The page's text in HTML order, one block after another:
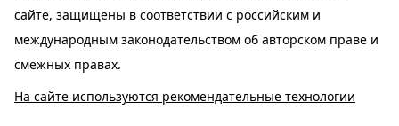
сайте, защищены в соответствии с российским и
международным законодательством об авторском праве и
смежных правах.
На сайте используются рекомендательные технологии